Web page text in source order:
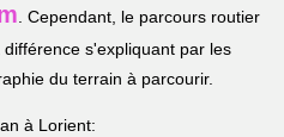
. Cependant, le parcours routier
différence s'expliquant par les
du terrain à parcourir.
à Lorient: